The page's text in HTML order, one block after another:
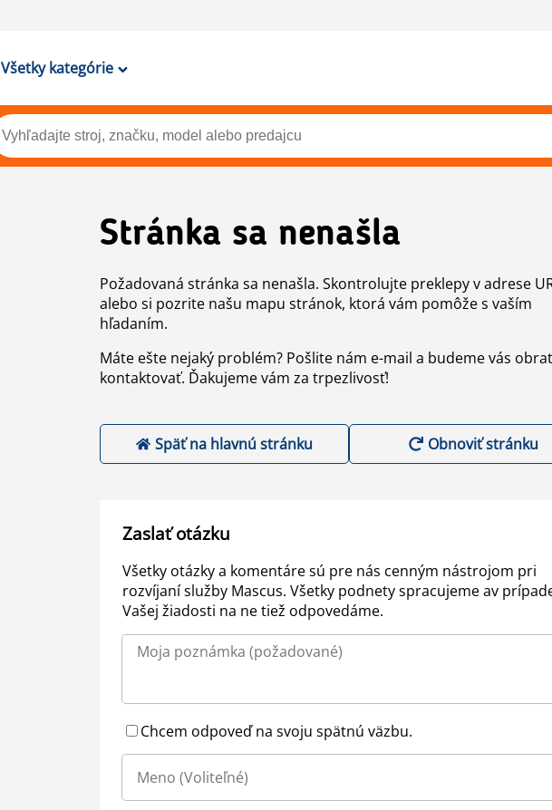
Všetky kategórie
Stránka sa nenašla
Požadovaná stránka sa nenašla. Skontrolujte preklepy v adrese
alebo si pozrite našu mapu stránok, ktorá vám pomôže s vaším
hľadaním.
Máte ešte nejaký problém? Pošlite nám e-mail a budeme vás
kontaktovať. Ďakujeme vám za trpezlivosť!
Späť na hlavnú stránku Obnoviť stránku
Zaslať otázku
Všetky otázky a komentáre sú pre nás cenným nástrojom pri
rozvíjaní služby Mascus. Všetky podnety spracujeme av
Vašej žiadosti na ne tiež odpovedáme.
Chcem odpoveď na svoju spätnú väzbu.